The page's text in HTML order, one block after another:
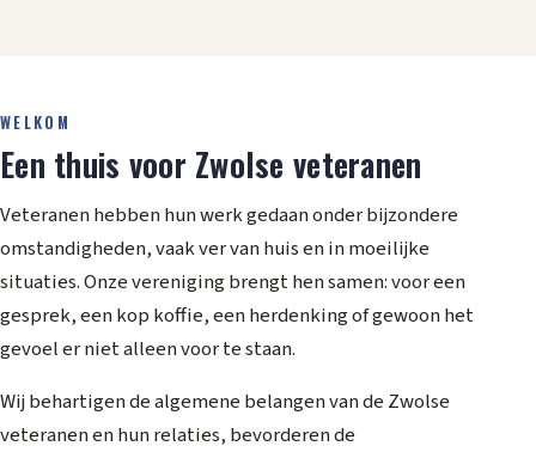
WELKOM
Een thuis voor Zwolse veteranen
Veteranen hebben hun werk gedaan onder bijzondere
omstandigheden, vaak ver van huis en in moeilijke
situaties. Onze vereniging brengt hen samen: voor een
gesprek, een kop koffie, een herdenking of gewoon het
gevoel er niet alleen voor te staan.
Wij behartigen de algemene belangen van de Zwolse
veteranen en hun relaties, bevorderen de